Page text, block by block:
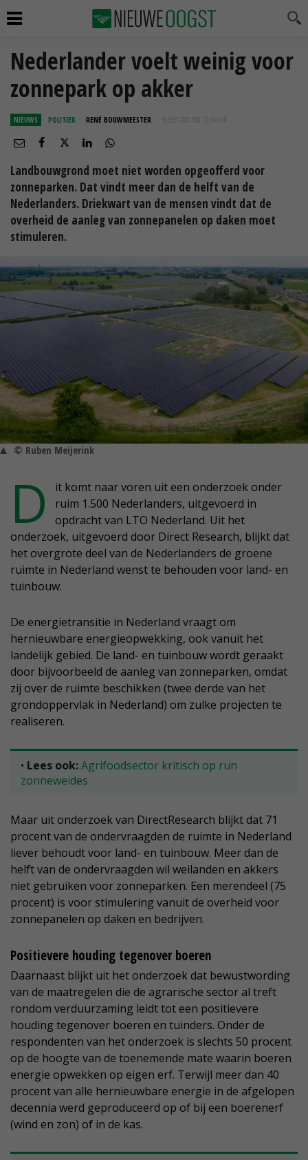
Nederlander voelt weinig voor
zonnepark op akker
NIEUWS POLITIEK RENÉ BOUWMEESTER 30 SEP 2020 OM 12:44
Landbouwgrond moet niet worden opgeofferd voor
zonneparken. Dat vindt meer dan de helft van de
Nederlanders. Driekwart van de mensen vindt dat de
overheid de aanleg van zonnepanelen op daken moet
stimuleren.
© Ruben Meijerink
D
it komt naar voren uit een onderzoek onder
ruim 1.500 Nederlanders, uitgevoerd in
opdracht van LTO Nederland. Uit het
onderzoek, uitgevoerd door Direct Research, blijkt dat
het overgrote deel van de Nederlanders de groene
ruimte in Nederland wenst te behouden voor land- en
tuinbouw.
De energietransitie in Nederland vraagt om
hernieuwbare energieopwekking, ook vanuit het
landelijk gebied. De land- en tuinbouw wordt geraakt
door bijvoorbeeld de aanleg van zonneparken, omdat
zij over de ruimte beschikken (twee derde van het
grondoppervlak in Nederland) om zulke projecten te
realiseren.
• Lees ook:Agrifoodsector kritisch op run
zonneweides
Maar uit onderzoek van DirectResearch blijkt dat 71
procent van de ondervraagden de ruimte in Nederland
liever behoudt voor land- en tuinbouw. Meer dan de
helft van de ondervraagden wil weilanden en akkers
niet gebruiken voor zonneparken. Een merendeel (75
procent) is voor stimulering vanuit de overheid voor
zonnepanelen op daken en bedrijven.
Positievere houding tegenover boeren
Daarnaast blijkt uit het onderzoek dat bewustwording
van de maatregelen die de agrarische sector al treft
rondom verduurzaming leidt tot een positievere
houding tegenover boeren en tuinders. Onder de
respondenten van het onderzoek is slechts 50 procent
op de hoogte van de toenemende mate waarin boeren
energie opwekken op eigen erf. Terwijl meer dan 40
procent van alle hernieuwbare energie in de afgelopen
decennia werd geproduceerd op of bij een boerenerf
(wind en zon) of in de kas.